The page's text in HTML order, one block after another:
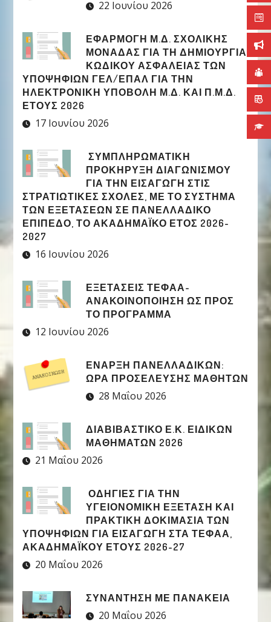
22 Ιουνίου 2026
ΕΦΑΡΜΟΓΉ Μ.Δ. ΣΧΟΛΙΚΉΣ
ΜΟΝΆΔΑΣ ΓΙΑ ΤΗ ΔΗΜΙΟΥΡΓΊΑ
ΚΩΔΙΚΟΎ ΑΣΦΑΛΕΊΑΣ ΤΩΝ
ΥΠΟΨΗΦΊΩΝ ΓΕΛ/ΕΠΑΛ ΓΙΑ ΤΗΝ
ΗΛΕΚΤΡΟΝΙΚΉ ΥΠΟΒΟΛΉ Μ.Δ. ΚΑΙ Π.Μ.Δ.
ΈΤΟΥΣ 2026
17 Ιουνίου 2026
ΣΥΜΠΛΗΡΩΜΑΤΙΚΉ
ΠΡΟΚΉΡΥΞΗ ΔΙΑΓΩΝΙΣΜΟΎ
ΓΙΑ ΤΗΝ ΕΙΣΑΓΩΓΉ ΣΤΙΣ
ΣΤΡΑΤΙΩΤΙΚΈΣ ΣΧΟΛΈΣ, ΜΕ ΤΟ ΣΎΣΤΗΜΑ
ΤΩΝ ΕΞΕΤΆΣΕΩΝ ΣΕ ΠΑΝΕΛΛΑΔΙΚΌ
ΕΠΊΠΕΔΟ, ΤΟ ΑΚΑΔΗΜΑΪΚΌ ΈΤΟΣ 2026-
2027
16 Ιουνίου 2026
ΕΞΕΤΑΣΕΙΣ ΤΕΦΑΑ-
ΑΝΑΚΟΙΝΟΠΟΙΗΣΗ ΩΣ ΠΡΟΣ
ΤΟ ΠΡΟΓΡΑΜΜΑ
12 Ιουνίου 2026
ΈΝΑΡΞΗ ΠΑΝΕΛΛΑΔΙΚΏΝ:
ΏΡΑ ΠΡΟΣΈΛΕΥΣΗΣ ΜΑΘΗΤΏΝ
28 Μαΐου 2026
ΔΙΑΒΙΒΑΣΤΙΚΟ Ε.Κ. ΕΙΔΙΚΩΝ
ΜΑΘΗΜΑΤΩΝ 2026
21 Μαΐου 2026
ΟΔΗΓΙΕΣ ΓΙΑ ΤΗΝ
ΥΓΕΙΟΝΟΜΙΚΗ ΕΞΕΤΑΣΗ ΚΑΙ
ΠΡΑΚΤΙΚΗ ΔΟΚΙΜΑΣΙΑ ΤΩΝ
ΥΠΟΨΗΦΙΩΝ ΓΙΑ ΕΙΣΑΓΩΓΗ ΣΤΑ ΤΕΦΑΑ,
ΑΚΑΔΗΜΑΪΚΟΥ ΕΤΟΥΣ 2026-27
20 Μαΐου 2026
ΣΥΝΑΝΤΗΣΗ ΜΕ ΠΑΝΑΚΕΙΑ
20 Μαΐου 2026